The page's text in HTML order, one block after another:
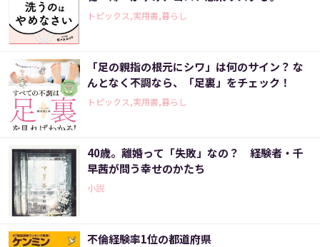
トピックス,実用書,暮らし
「足の親指の根元にシワ」は何のサイン？ な
んとなく不調なら、「足裏」をチェック！
トピックス,実用書,暮らし
40歳。離婚って「失敗」なの？ 経験者・千
早茜が問う幸せのかたち
小説
不倫経験率1位の都道府県